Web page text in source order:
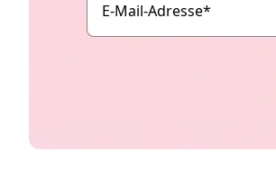
E-Mail-Adresse*